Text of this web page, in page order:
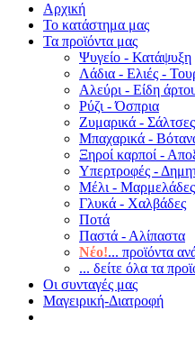
Αρχική
Το κατάστημα μας
Τα προϊόντα μας
Ψυγείο - Κατάψυξη
Λάδια - Ελιές -
Αλεύρι - Είδη
Ρύζι - Όσπρια
Ζυμαρικά - Σάλτσες
Μπαχαρικά -
Ξηροί καρποί -
Υπερτροφές -
Μέλι - Μαρμελάδες
Γλυκά - Χαλβάδες
Ποτά
Παστά - Αλίπαστα
Νέο!... προϊόντα
... δείτε όλα τα
Οι συνταγές μας
Μαγειρική-Διατροφή